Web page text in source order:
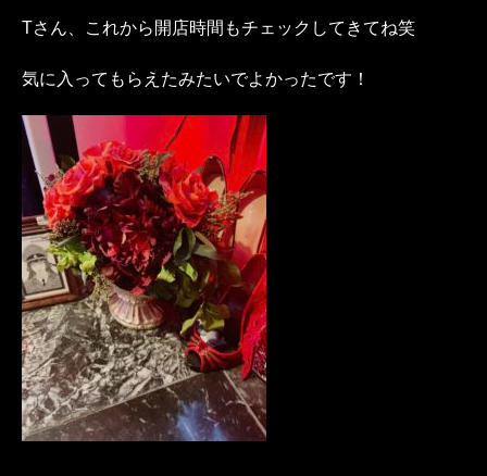
Tさん、これから開店時間もチェックしてきてね笑
気に入ってもらえたみたいでよかったです！